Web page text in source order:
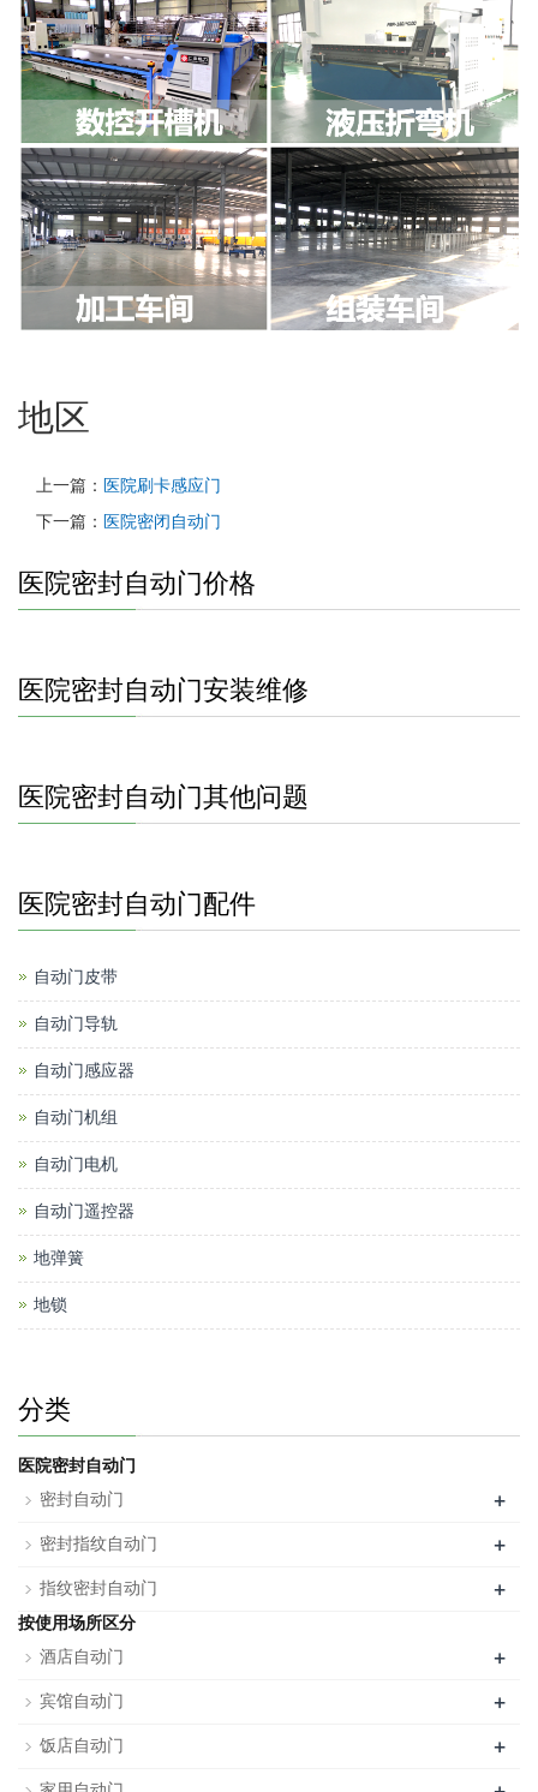
地区
上一篇： 医院刷卡感应门
下一篇： 医院密闭自动门
医院密封自动门价格
医院密封自动门安装维修
医院密封自动门其他问题
医院密封自动门配件
自动门皮带
自动门导轨
自动门感应器
自动门机组
自动门电机
自动门遥控器
地弹簧
地锁
分类
医院密封自动门
密封自动门
+
密封指纹自动门 +
指纹密封自动门 +
按使用场所区分
酒店自动门
+
宾馆自动门 +
饭店自动门 +